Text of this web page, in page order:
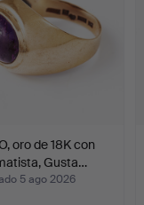
oro de 18K con
Gusta…
5 ago 2026